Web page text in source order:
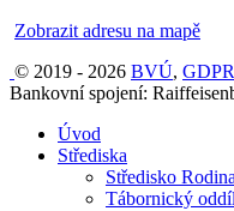
Zobrazit adresu na mapě
© 2019 - 2026 BVÚ, GDPR
Bankovní spojení:
Úvod
Střediska
Středisko Rodina
Tábornický